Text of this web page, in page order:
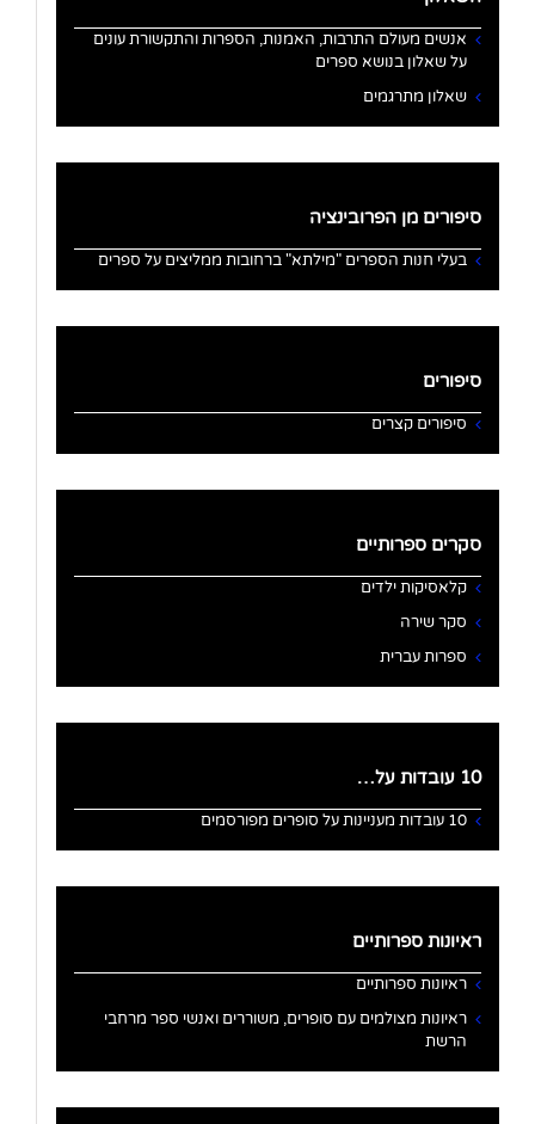
אנשים מעולם התרבות, האמנות, הספרות והתקשורת עונים
על שאלון בנושא ספרים
שאלון מתרגמים
סיפורים מן הפרובינציה
בעלי חנות הספרים "מילתא" ברחובות ממליצים על ספרים
סיפורים
סיפורים קצרים
סקרים ספרותיים
קלאסיקות ילדים
סקר שירה
ספרות עברית
10 עובדות על…
10 עובדות מעניינות על סופרים מפורסמים
ראיונות ספרותיים
ראיונות ספרותיים
ראיונות מצולמים עם סופרים, משוררים ואנשי ספר מרחבי
הרשת